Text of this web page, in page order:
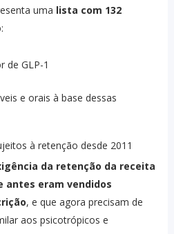
uma lista com 132
de GLP-1
e orais à base dessas
à retenção desde 2011
da retenção da receita
antes eram vendidos
, e que agora precisam de
aos psicotrópicos e